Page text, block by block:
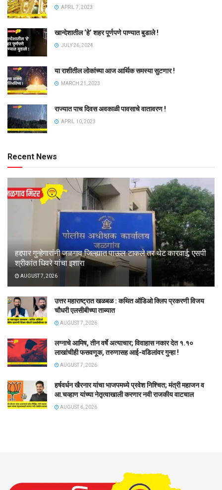
APRIL 7, 2023
खान्देशातील ‘हे’ शहर पूर्णपणे पाण्यात बुडाले !
JULY 26, 2024
या राशीतील लोकांच्या आज आर्थिक समस्या सुटणार !
MARCH 21, 2023
राज्यात पाच दिवस अवकाळी पावसाचे वातावरण !
APRIL 10, 2023
Recent News
हद्दपार गुन्हेगारांनी जळगाव जिल्ह्यात पाऊल टाकले तर थेट कारवाई; एसपी
श्रीकांत धिवरे यांचा इशारा
AUGUST 7, 2026
उत्तर महाराष्ट्रात खळबळ : कथित ऑडिओ क्लिप प्रकरणी विजय
चौधरी एलसीबीच्या ताब्यात
AUGUST 7, 2026
लग्नाचे आमिष, तीन वर्षे अत्याचार; विवाहास नकार देत १.१०
लाखांचीही फसवणूक, तरुणासह आई-वडिलांवर गुन्हा !
AUGUST 7, 2026
हर्षवर्धन खैरनार यांचा भाजपमध्ये प्रवेश निश्चित; मंत्री महाजन व
आ.चव्हाण यांच्या नेतृत्वाखाली करणार नवी राजकीय वाटचाल
AUGUST 6, 2026